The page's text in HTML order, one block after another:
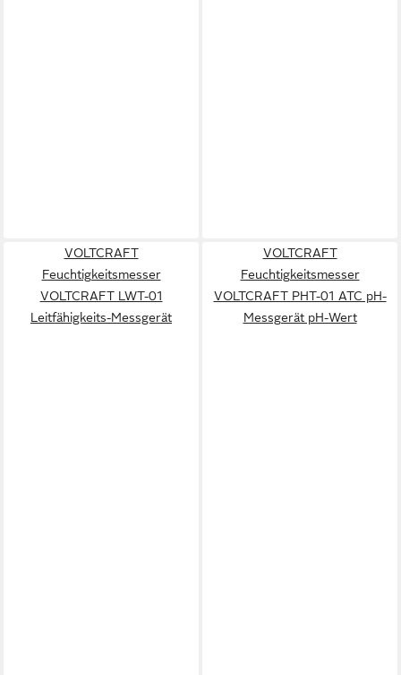
VOLTCRAFT
Feuchtigkeitsmesser
VOLTCRAFT LWT-01
Leitfähigkeits-Messgerät
VOLTCRAFT
Feuchtigkeitsmesser
VOLTCRAFT PHT-01 ATC pH-
Messgerät pH-Wert